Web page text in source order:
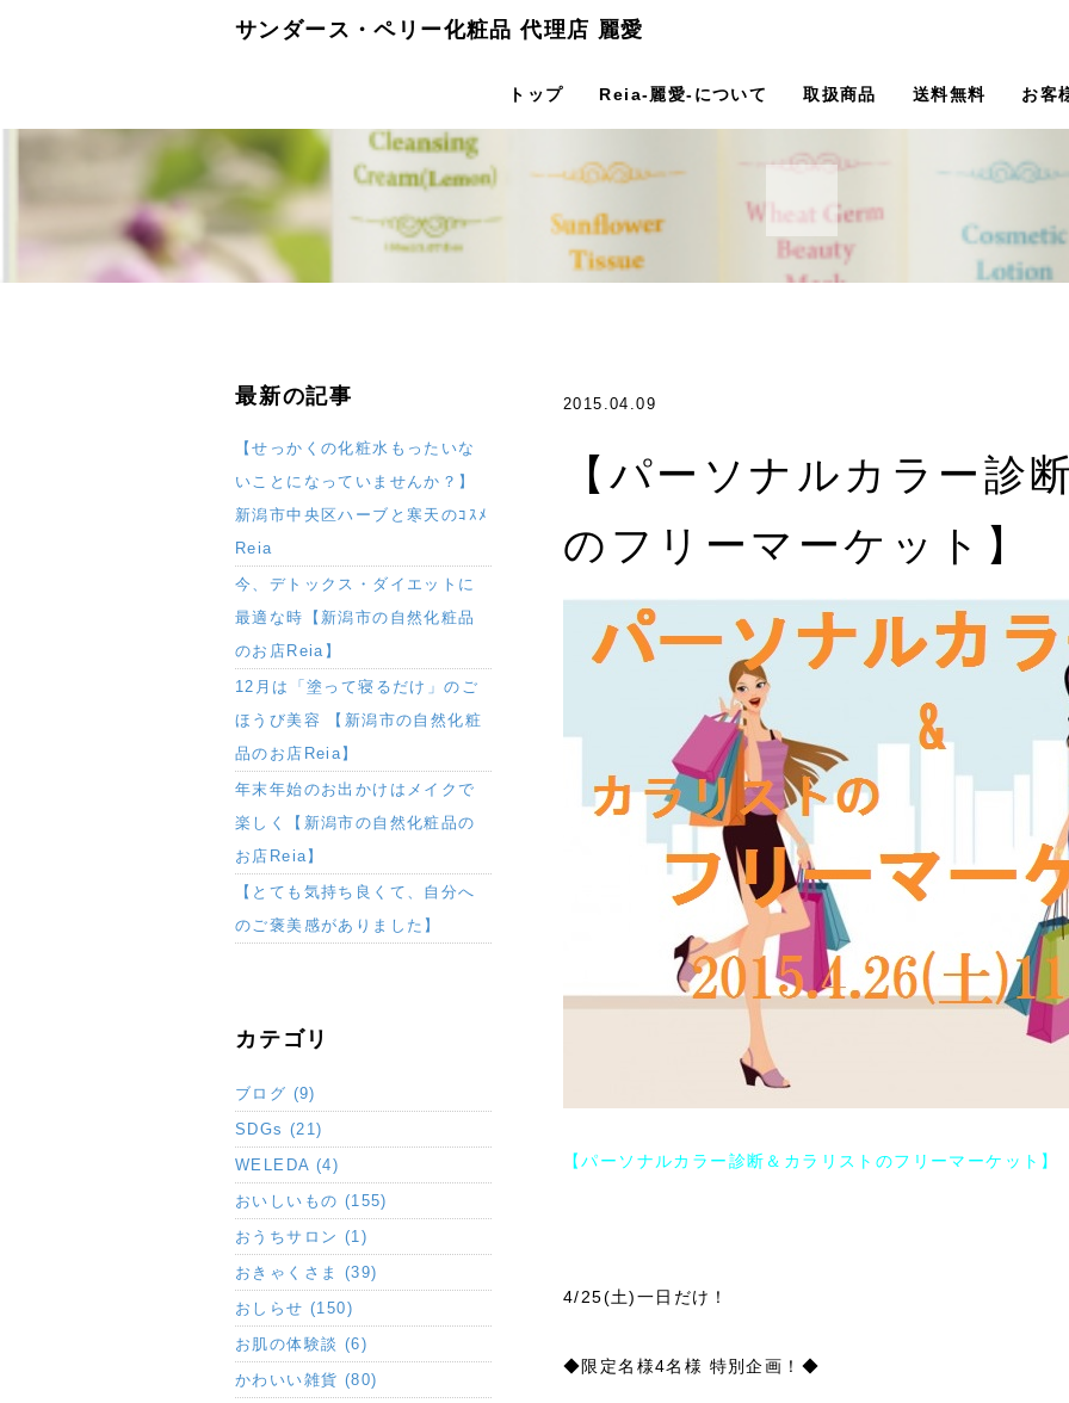
サンダース・ペリー化粧品 代理店 麗愛
トップ Reia-麗愛-について 取扱商品 送料無料 お客
2015.04.09
【パーソナルカラー診
のフリーマーケット】
【パーソナルカラー診断＆カラリストのフリーマーケット】
4/25(土)一日だけ！
◆限定名様4名様 特別企画！◆
最新の記事
【せっかくの化粧水もったいな
いことになっていませんか？】
新潟市中央区ハーブと寒天のｺｽﾒ
Reia
今、デトックス・ダイエットに
最適な時【新潟市の自然化粧品
のお店Reia】
12月は「塗って寝るだけ」のご
ほうび美容 【新潟市の自然化粧
品のお店Reia】
年末年始のお出かけはメイクで
楽しく【新潟市の自然化粧品の
お店Reia】
【とても気持ち良くて、自分へ
のご褒美感がありました】
カテゴリ
ブログ (9)
SDGs (21)
WELEDA (4)
おいしいもの (155)
おうちサロン (1)
おきゃくさま (39)
おしらせ (150)
お肌の体験談 (6)
かわいい雑貨 (80)